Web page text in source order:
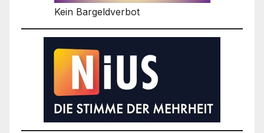
Kein Bargeldverbot